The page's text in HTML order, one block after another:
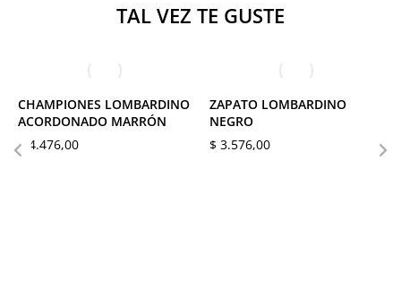
TAL VEZ TE GUSTE
CHAMPIONES LOMBARDINO
ACORDONADO MARRÓN
$ 4.476,00
ZAPATO LOMBARDINO
NEGRO
$ 3.576,00